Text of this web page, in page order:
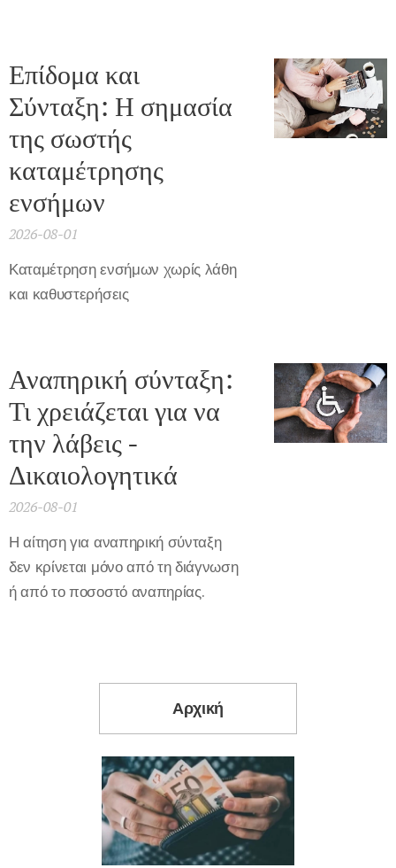
Επίδομα και
Σύνταξη: Η σημασία
της σωστής
καταμέτρησης
ενσήμων
2026-08-01
Καταμέτρηση ενσήμων χωρίς λάθη
και καθυστερήσεις
Αναπηρική σύνταξη:
Τι χρειάζεται για να
την λάβεις -
Δικαιολογητικά
2026-08-01
Η αίτηση για αναπηρική σύνταξη
δεν κρίνεται μόνο από τη διάγνωση
ή από το ποσοστό αναπηρίας.
Αρχική